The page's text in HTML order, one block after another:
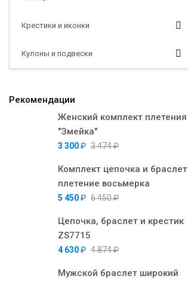
Крестики и иконки
Кулоны и подвески
Рекомендации
Женский комплект плетения
"Змейка"
3 300₽ 3 474₽
Комплект цепочка и браслет
плетение восьмерка
5 450₽ 6 450₽
Цепочка, браслет и крестик
ZS7715
4 630₽ 4 874₽
Мужской браслет широкий